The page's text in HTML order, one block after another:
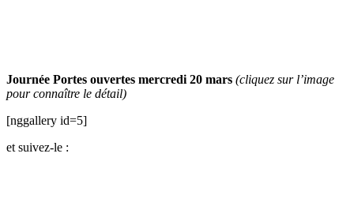
Journée Portes ouvertes mercredi 20 mars (cliquez sur l’image
pour connaître le détail)
[nggallery id=5]
et suivez-le :